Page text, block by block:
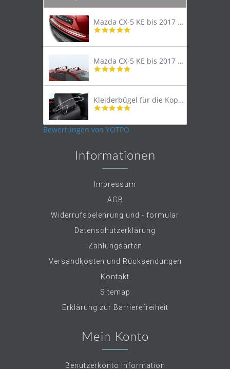
Mazda CX-5 KE bis 2017 Trittschutzleiste Edelstahl original
4.8
rating
Mazda CX-5 KE bis 2017 Lastenträger Dachträger
4.9
rating
Kleiderbügel für die Kopfstütze
4.9
rating
Bewertungen von YOTPO
Informationen
Impressum
AGB
Widerrufsbelehrung und - formular
Datenschutzerklärung
Zahlungsarten
Versandkosten und Rücksendungen
Kontakt
Sitemap
Erklärung zur Barrierefreiheit
Mein Konto
Benutzerkonto Information